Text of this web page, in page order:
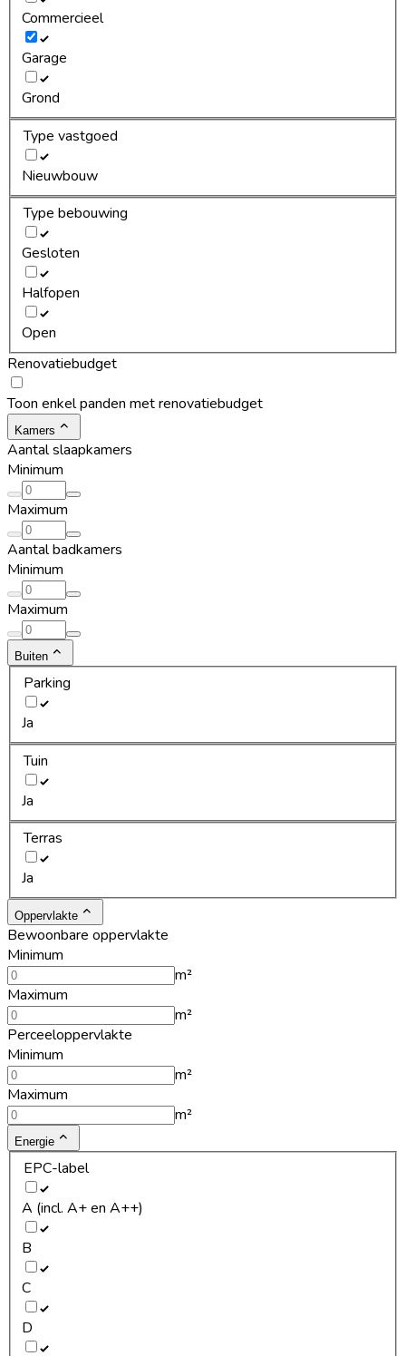
Commercieel
Garage
Grond
Type vastgoed
Nieuwbouw
Type bebouwing
Gesloten
Halfopen
Open
Renovatiebudget
Toon enkel panden met renovatiebudget
Kamers
Aantal slaapkamers
Minimum
Maximum
Aantal badkamers
Minimum
Maximum
Buiten
Parking
Ja
Tuin
Ja
Terras
Ja
Oppervlakte
Bewoonbare oppervlakte
Minimum
m²
Maximum
m²
Perceeloppervlakte
Minimum
m²
Maximum
m²
Energie
EPC-label
A (incl. A+ en A++)
B
C
D